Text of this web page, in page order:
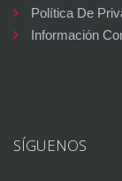
Política De
Información
SÍGUENOS